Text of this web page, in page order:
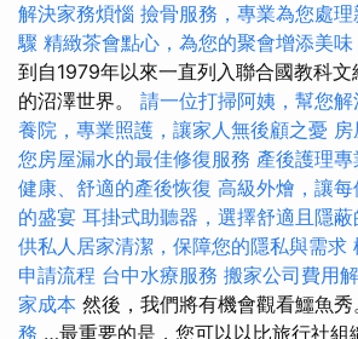
解決家務煩惱 撿骨服務，專業為您處
驟 精緻茶會點心，為您的聚會增添美味
到自1979年以來一直列入聯合國教科
的沼澤世界。 請一位打掃阿姨，幫您
養院，專業照護，讓家人無後顧之憂
您房屋漏水的最佳修復服務 產後護理
健康、舒適的產後恢復 高級外燴，讓
的盛宴 耳掛式助聽器，選擇舒適且隱
供私人居家清潔，保障您的隱私與需求
申請流程 台中水療服務 搬家公司費用
家成本 然後，我們將有機會觀看鱷魚秀
務 …最重要的是，您可以以比旅行社組